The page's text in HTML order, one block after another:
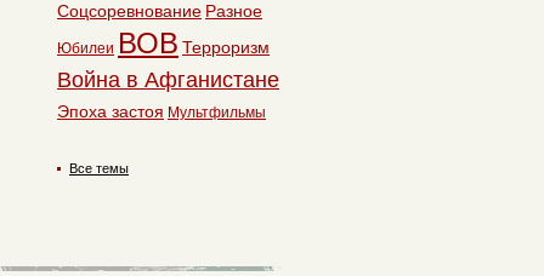
Соцсоревнование Разное
Юбилеи ВОВ Терроризм
Война в Афганистане
Эпоха застоя Мультфильмы
Все темы